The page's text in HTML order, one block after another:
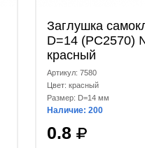
Заглушка
D=14 (РС2570)
красный
Артикул: 7580
Цвет: красный
Размер: D=14 мм
Наличие: 200
0.8